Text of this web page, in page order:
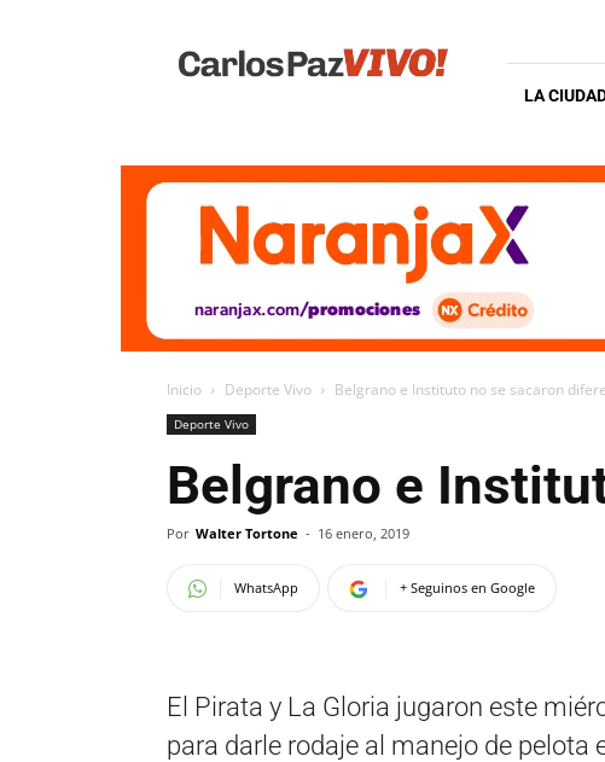
Vivo
LA
Inicio Deporte Vivo Belgrano e Instituto no se sacaron
Deporte Vivo
Belgrano e
Por Walter Tortone - 16 enero, 2019
WhatsApp + Seguinos en Google
El Pirata y La Gloria jugaron este
para darle rodaje al manejo de pelota